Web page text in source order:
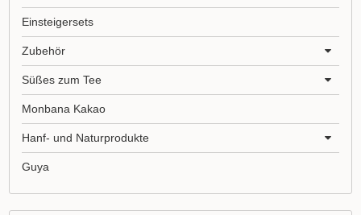
Einsteigersets
Zubehör
Süßes zum Tee
Monbana Kakao
Hanf- und Naturprodukte
Guya